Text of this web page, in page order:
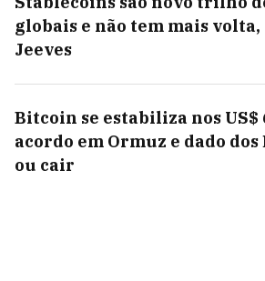
globais e não tem mais volta,
Jeeves
Bitcoin se estabiliza nos US$
acordo em Ormuz e dado
ou cair